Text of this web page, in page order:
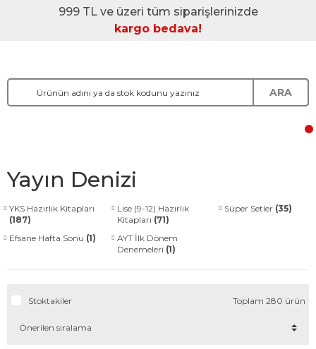
999 TL ve üzeri tüm siparişlerinizde
kargo bedava!
ARA
Yayın Denizi
YKS Hazırlık Kitapları
(187)
Lise (9-12) Hazırlık
Kitapları (71)
Süper Setler (35)
Efsane Hafta Sonu (1)
AYT İlk Dönem
Denemeleri (1)
Stoktakiler Toplam 280 ürün